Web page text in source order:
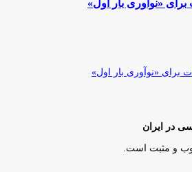
در ایران
و مثبت است.